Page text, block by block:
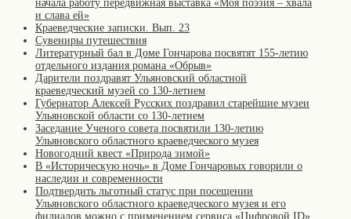
начала работу передвижная выставка «Моя поэзия – хвала
и слава ей»
Краеведческие записки. Вып. 23
Сувениры путешествия
Литературный бал в Доме Гончарова посвятят 155-летию
отдельного издания романа «Обрыв»
Дарители поздравят Ульяновский областной
краеведческий музей со 130-летием
Губернатор Алексей Русских поздравил старейшие музеи
Ульяновской области со 130-летием
Заседание Ученого совета посвятили 130-летию
Ульяновского областного краеведческого музея
Новогодний квест «Природа зимой»
В «Историческую ночь» в Доме Гончаровых говорили о
наследии и современности
Подтвердить льготный статус при посещении
Ульяновского областного краеведческого музея и его
филиалов можно с применением сервиса «Цифровой ID»